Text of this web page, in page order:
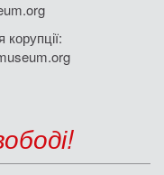
корупції: